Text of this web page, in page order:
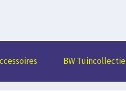
BW Tuincollectie